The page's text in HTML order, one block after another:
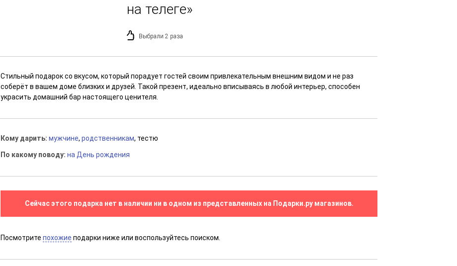
на телеге»
Выбрали 2 раза
Стильный подарок со вкусом, который порадует гостей своим привлекательным внешним видом и не раз
соберёт в вашем доме близких и друзей. Такой презент, идеально вписываясь в любой интерьер, способен
украсить домашний бар настоящего ценителя.
Кому дарить:мужчине,родственникам, тестю
По какому поводу:на День рождения
Сейчас этого подарка нет в наличии ни в одном из представленных на Подарки.ру магазинов.
Посмотритепохожие подарки ниже или воспользуйтесь поиском.